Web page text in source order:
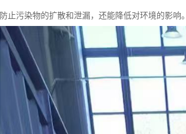
防止污染物的扩散和泄漏，还能降低对环境的影响。